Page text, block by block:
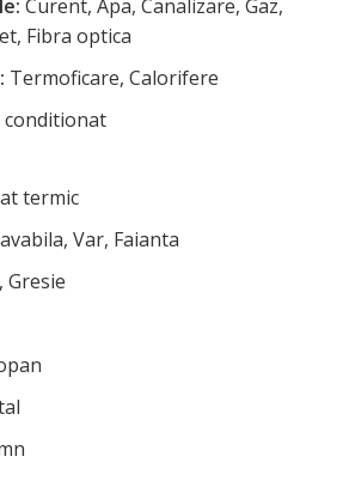
Curent, Apa, Canalizare, Gaz,
Fibra optica
Termoficare, Calorifere
conditionat
termic
Var, Faianta
Gresie